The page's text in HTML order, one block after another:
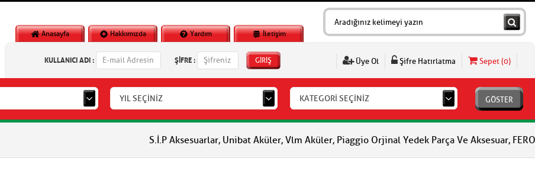
Anasayfa Hakkımızda Yardım İletişim
KULLANICI ADI : ŞİFRE : GİRİŞ Üye Ol Şifre Hatırlatma Sepet (0)
YIL SEÇİNİZ KATEGORİ SEÇİNİZ GÖSTER
S.İ.P Aksesuarlar, Unibat Aküler, Vlm Aküler, Piaggio Orjinal Yedek Parça Ve Aksesuar, FERODO